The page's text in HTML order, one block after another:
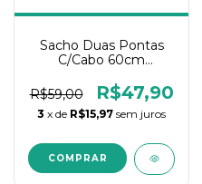
Sacho Duas Pontas
C/Cabo 60cm
R$59,00
R$47,90
3 x de R$15,97 sem juros